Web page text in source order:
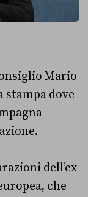
Mario
stampa dove
dell’ex
che